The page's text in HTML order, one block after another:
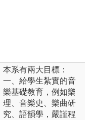
本系有兩大目標：
一、給學生紮實的音
樂基礎教育，例如樂
理、音樂史、樂曲研
究、語韻學，嚴謹程